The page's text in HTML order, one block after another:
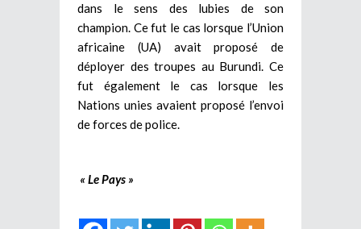
dans le sens des lubies de son
champion. Ce fut le cas lorsque l’Union
africaine (UA) avait proposé de
déployer des troupes au Burundi. Ce
fut également le cas lorsque les
Nations unies avaient proposé l’envoi
de forces de police.
« Le Pays »